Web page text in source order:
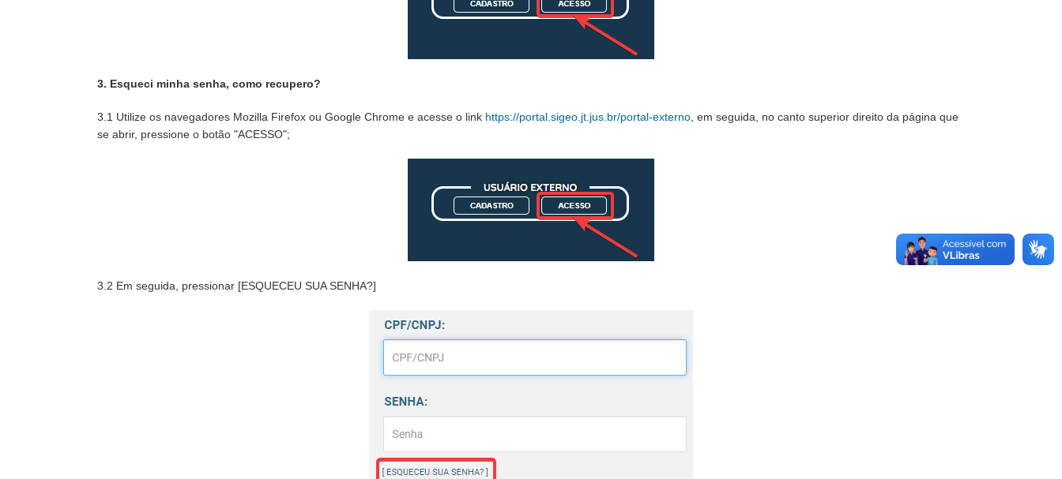
3. Esqueci minha senha, como recupero?
3.1 Utilize os navegadores Mozilla Firefox ou Google Chrome e acesse o link https://portal.sigeo.jt.jus.br/portal-externo, em seguida, no canto superior direito da página que
se abrir, pressione o botão "ACESSO";
3.2 Em seguida, pressionar [ESQUECEU SUA SENHA?]